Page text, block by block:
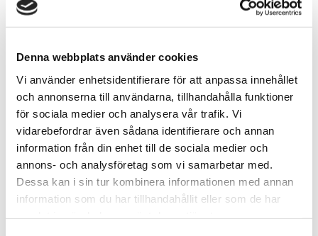
Denna webbplats använder cookies
Vi använder enhetsidentifierare för att anpassa innehållet
och annonserna till användarna, tillhandahålla funktioner
för sociala medier och analysera vår trafik. Vi
vidarebefordrar även sådana identifierare och annan
information från din enhet till de sociala medier och
annons- och analysföretag som vi samarbetar med.
Dessa kan i sin tur kombinera informationen med annan
information som du har tillhandahållit eller som de har
Skapa ett företagskonto för att enkelt och
produkter, se dina avtalspriser, orderhistorik och
mycket mer!
Skapa konto
Kontakt